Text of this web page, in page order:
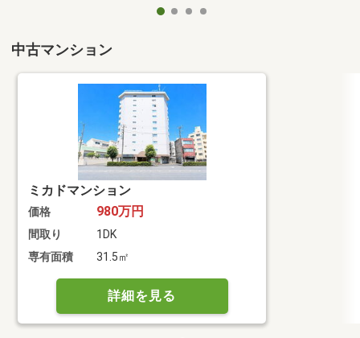
中古マンション
ミカドマンション
価格 980万円
間取り
1DK
専有面積
31.5㎡
詳細を見る